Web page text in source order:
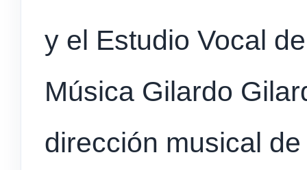
y el Estudio Vocal
Música Gilardo
dirección musical